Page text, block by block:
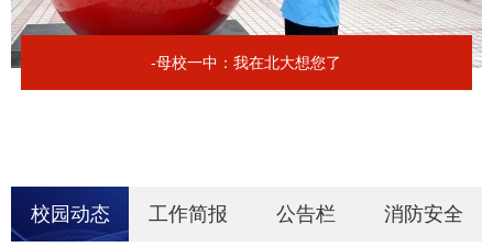
-母校一中：我在北大想您了
校园动态 工作简报 公告栏 消防安全